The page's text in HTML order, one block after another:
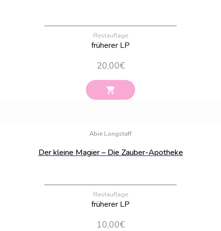
Restauflage
früherer LP
20,00€
Abie Longstaff
Der kleine Magier – Die Zauber-Apotheke
Restauflage
früherer LP
10,00€